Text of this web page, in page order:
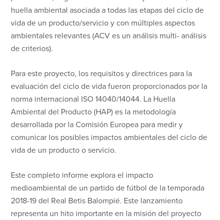
huella ambiental asociada a todas las etapas del ciclo de
vida de un producto/servicio y con múltiples aspectos
ambientales relevantes (ACV es un análisis multi- análisis
de criterios).
Para este proyecto, los requisitos y directrices para la
evaluación del ciclo de vida fueron proporcionados por la
norma internacional ISO 14040/14044. La Huella
Ambiental del Producto (HAP) es la metodología
desarrollada por la Comisión Europea para medir y
comunicar los posibles impactos ambientales del ciclo de
vida de un producto o servicio.
Este completo informe explora el impacto
medioambiental de un partido de fútbol de la temporada
2018-19 del Real Betis Balompié. Este lanzamiento
representa un hito importante en la misión del proyecto